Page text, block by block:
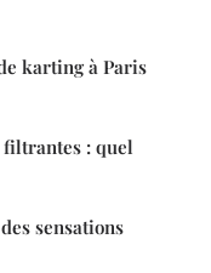
karting à Paris
filtrantes : quel
sensations